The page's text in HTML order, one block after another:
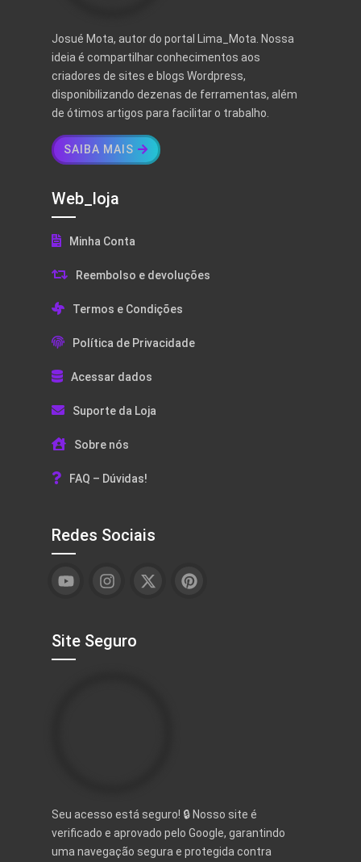
Josué Mota, autor do portal Lima_Mota. Nossa
ideia é compartilhar conhecimentos aos
criadores de sites e blogs Wordpress,
disponibilizando dezenas de ferramentas, além
de ótimos artigos para facilitar o trabalho.
SAIBA MAIS
Web_loja
Minha Conta
Reembolso e devoluções
Termos e Condições
Política de Privacidade
Acessar dados
Suporte da Loja
Sobre nós
FAQ – Dúvidas!
Redes Sociais
Site Seguro
Seu acesso está seguro! 🔒 Nosso site é
verificado e aprovado pelo Google, garantindo
uma navegação segura e protegida contra